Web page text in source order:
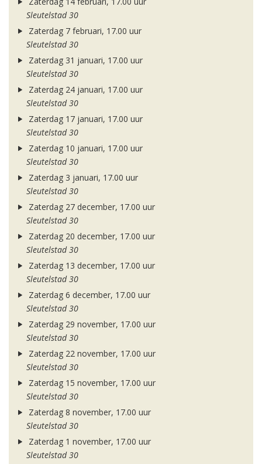
Sleutelstad 30
Zaterdag 7 februari, 17.00 uur
Sleutelstad 30
Zaterdag 31 januari, 17.00 uur
Sleutelstad 30
Zaterdag 24 januari, 17.00 uur
Sleutelstad 30
Zaterdag 17 januari, 17.00 uur
Sleutelstad 30
Zaterdag 10 januari, 17.00 uur
Sleutelstad 30
Zaterdag 3 januari, 17.00 uur
Sleutelstad 30
Zaterdag 27 december, 17.00 uur
Sleutelstad 30
Zaterdag 20 december, 17.00 uur
Sleutelstad 30
Zaterdag 13 december, 17.00 uur
Sleutelstad 30
Zaterdag 6 december, 17.00 uur
Sleutelstad 30
Zaterdag 29 november, 17.00 uur
Sleutelstad 30
Zaterdag 22 november, 17.00 uur
Sleutelstad 30
Zaterdag 15 november, 17.00 uur
Sleutelstad 30
Zaterdag 8 november, 17.00 uur
Sleutelstad 30
Zaterdag 1 november, 17.00 uur
Sleutelstad 30